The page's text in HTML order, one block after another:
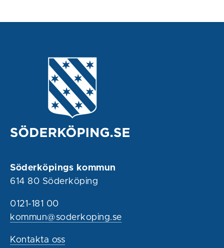
Söderköpings kommun
614 80 Söderköping
0121-181 00
kommun@soderkoping.se
Kontakta oss